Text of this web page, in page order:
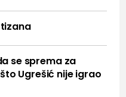
se sprema za
Ugrešić nije igrao